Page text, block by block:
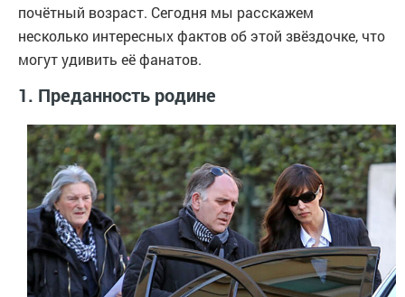
почётный возраст. Сегодня мы расскажем
несколько интересных фактов об этой звёздочке, что
могут удивить её фанатов.
1. Преданность родине